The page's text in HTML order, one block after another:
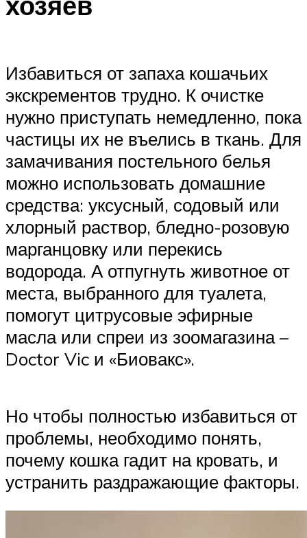
Избавиться от запаха кошачьих
экскрементов трудно. К очистке
нужно приступать немедленно, пока
частицы их не въелись в ткань. Для
замачивания постельного белья
можно использовать домашние
средства: уксусный, содовый или
хлорный раствор, бледно-розовую
марганцовку или перекись
водорода. А отпугнуть животное от
места, выбранного для туалета,
помогут цитрусовые эфирные
масла или спреи из зоомагазина –
Doctor Vic и «Биовакс».
Но чтобы полностью избавиться от
проблемы, необходимо понять,
почему кошка гадит на кровать, и
устранить раздражающие факторы.